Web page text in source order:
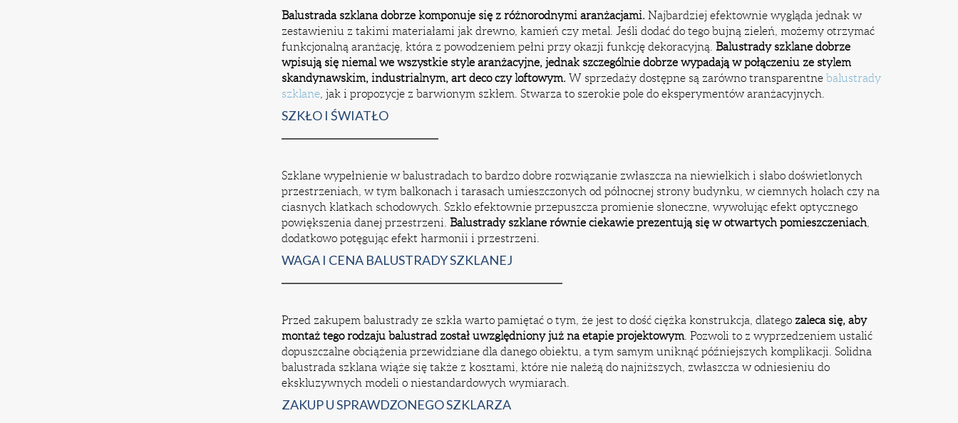
Balustrada szklana dobrze komponuje się z różnorodnymi aranżacjami. Najbardziej efektownie wygląda jednak w
zestawieniu z takimi materiałami jak drewno, kamień czy metal. Jeśli dodać do tego bujną zieleń, możemy otrzymać
funkcjonalną aranżację, która z powodzeniem pełni przy okazji funkcję dekoracyjną. Balustrady szklane dobrze
wpisują się niemal we wszystkie style aranżacyjne, jednak szczególnie dobrze wypadają w połączeniu ze stylem
skandynawskim, industrialnym, art deco czy loftowym. W sprzedaży dostępne są zarówno transparentne balustrady
szklane, jak i propozycje z barwionym szkłem. Stwarza to szerokie pole do eksperymentów aranżacyjnych.
SZKŁO I ŚWIATŁO
Szklane wypełnienie w balustradach to bardzo dobre rozwiązanie zwłaszcza na niewielkich i słabo doświetlonych
przestrzeniach, w tym balkonach i tarasach umieszczonych od północnej strony budynku, w ciemnych holach czy na
ciasnych klatkach schodowych. Szkło efektownie przepuszcza promienie słoneczne, wywołując efekt optycznego
powiększenia danej przestrzeni. Balustrady szklane równie ciekawie prezentują się w otwartych pomieszczeniach,
dodatkowo potęgując efekt harmonii i przestrzeni.
WAGA I CENA BALUSTRADY SZKLANEJ
Przed zakupem balustrady ze szkła warto pamiętać o tym, że jest to dość ciężka konstrukcja, dlatego zaleca się, aby
montaż tego rodzaju balustrad został uwzględniony już na etapie projektowym. Pozwoli to z wyprzedzeniem ustalić
dopuszczalne obciążenia przewidziane dla danego obiektu, a tym samym uniknąć późniejszych komplikacji. Solidna
balustrada szklana wiąże się także z kosztami, które nie należą do najniższych, zwłaszcza w odniesieniu do
ekskluzywnych modeli o niestandardowych wymiarach.
ZAKUP U SPRAWDZONEGO SZKLARZA